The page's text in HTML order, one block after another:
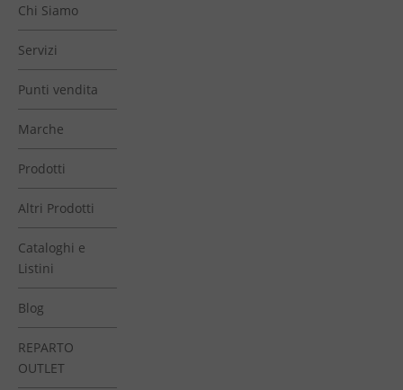
Chi Siamo
Servizi
Punti vendita
Marche
Prodotti
Altri Prodotti
Cataloghi e
Listini
Blog
REPARTO
OUTLET